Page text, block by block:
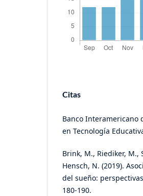
Citas
Banco Interamericano
en Tecnología
Brink, M., Riediker, M.,
Hensch, N. (2019).
del sueño:
180-190.